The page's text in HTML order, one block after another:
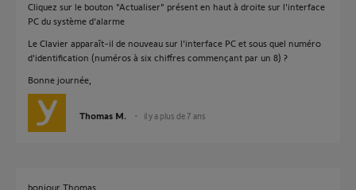
Cliquez sur le bouton "Actualiser" présent en haut à droite sur l'interface
PC du système d'alarme
Le Clavier apparaît-il de nouveau sur l'interface PC et sous quel numéro
d'identification (numéros à six chiffres commençant par un 8) ?
Bonne journée,
Thomas M. il y a plus de 7 ans
bonjour Thomas